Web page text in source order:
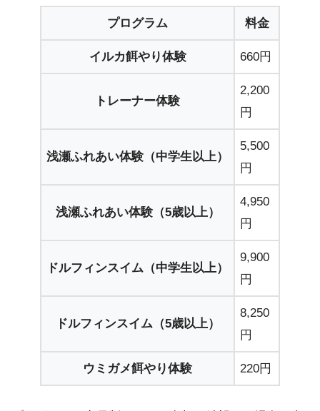
プログラム 料金
イルカ餌やり体験 660円
トレーナー体験
2,200
円
浅瀬ふれあい体験（中学生以上）
5,500
円
浅瀬ふれあい体験（5歳以上）
4,950
円
ドルフィンスイム（中学生以上）
9,900
円
ドルフィンスイム（5歳以上）
8,250
円
ウミガメ餌やり体験 220円